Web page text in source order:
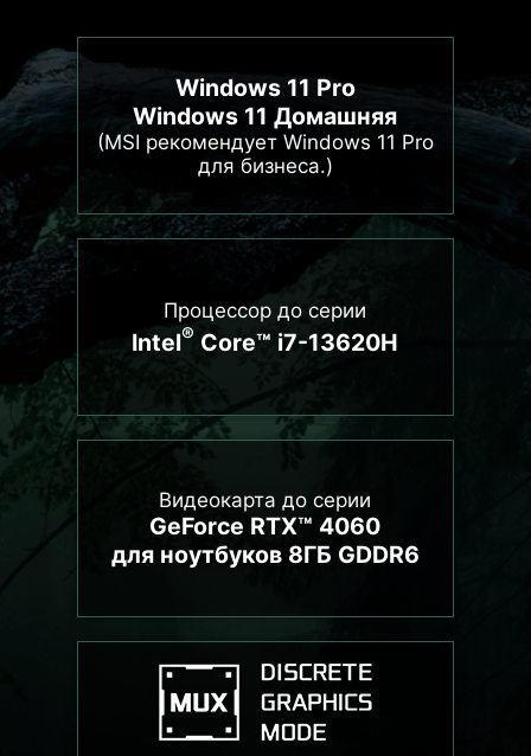
Windows 11 Pro
Windows 11 Домашняя
(MSI рекомендует Windows 11 Pro
для бизнеса.)
Процессор до серии
Intel® Core™ i7-13620H
Видеокарта до серии
GeForce RTX™ 4060
для ноутбуков 8ГБ GDDR6